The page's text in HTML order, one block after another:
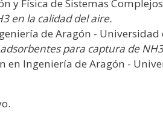
y Física de Sistemas
en la calidad del aire.
de Aragón - Universidad
para captura de
Ingeniería de Aragón -